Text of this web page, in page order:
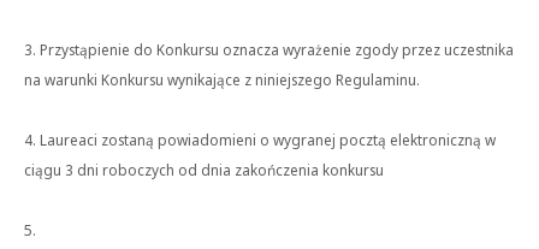
3. Przystąpienie do Konkursu oznacza wyrażenie zgody przez uczestnika
na warunki Konkursu wynikające z niniejszego Regulaminu.
4. Laureaci zostaną powiadomieni o wygranej pocztą elektroniczną w
ciągu 3 dni roboczych od dnia zakończenia konkursu
5.